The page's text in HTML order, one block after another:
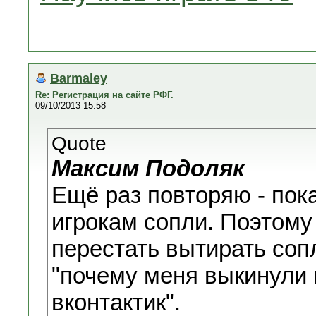
Barmaley
Re: Регистрация на сайте РФГ.
09/10/2013 15:58
Quote
Максим Подоляк
Ещё раз повторяю -
игрокам сопли.
перестать вытирать
"почему меня выкинули
вконтактик".